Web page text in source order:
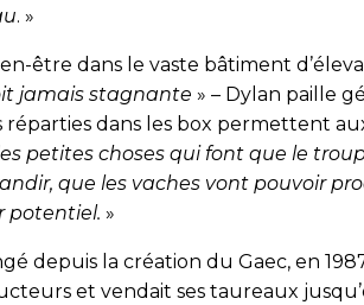
. »
être dans le vaste bâtiment
jamais stagnante » – Dylan paille
réparties dans les box permettent
petites choses qui font que le
que les vaches vont pouvoir
potentiel. »
depuis la création du Gaec, en
et vendait ses taureaux